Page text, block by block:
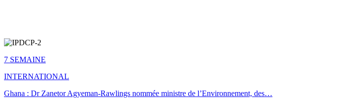
7 SEMAINE
INTERNATIONAL
Ghana : Dr Zanetor Agyeman-Rawlings nommée ministre de l’Environnement, des…